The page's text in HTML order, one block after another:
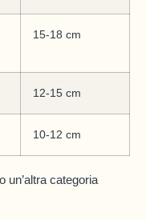
15-18 cm
12-15 cm
10-12 cm
un’altra categoria